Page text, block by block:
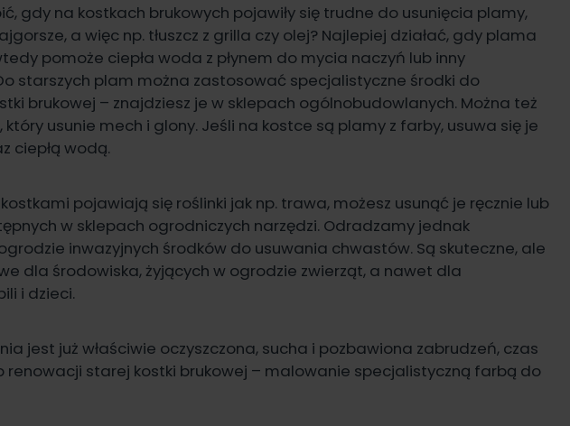
gdy na kostkach brukowych pojawiły się trudne do usunięcia plamy,
a więc np. tłuszcz z grilla czy olej? Najlepiej działać, gdy plama
pomoże ciepła woda z płynem do mycia naczyń lub inny
starszych plam można zastosować specjalistyczne środki do
brukowej – znajdziesz je w sklepach ogólnobudowlanych. Można też
usunie mech i glony. Jeśli na kostce są plamy z farby, usuwa się je
ciepłą wodą.
pojawiają się roślinki jak np. trawa, możesz usunąć je ręcznie lub
w sklepach ogrodniczych narzędzi. Odradzamy jednak
inwazyjnych środków do usuwania chwastów. Są skuteczne, ale
dla środowiska, żyjących w ogrodzie zwierząt, a nawet dla
i dzieci.
jest już właściwie oczyszczona, sucha i pozbawiona zabrudzeń, czas
renowacji starej kostki brukowej – malowanie specjalistyczną farbą do